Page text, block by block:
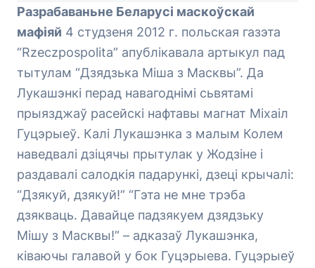
Разрабаваньне Беларусі маскоўскай
мафіяй 4 студзеня 2012 г. польская газэта
“Rzeczpospolita” апублікавала артыкул пад
тытулам “Дзядзька Міша з Масквы”. Да
Лукашэнкі перад навагоднімі сьвятамі
прыязджаў расейскі нафтавы магнат Міхаіл
Гуцэрыеў. Калі Лукашэнка з малым Колем
наведвалі дзіцячы прытулак у Жодзіне і
раздавалі салодкія падарункі, дзеці крычалі:
“Дзякуй, дзякуй!” “Гэта не мне трэба
дзякваць. Давайце падзякуем дзядзьку
Мішу з Масквы!” – адказаў Лукашэнка,
ківаючы галавой у бок Гуцэрыева. Гуцэрыеў